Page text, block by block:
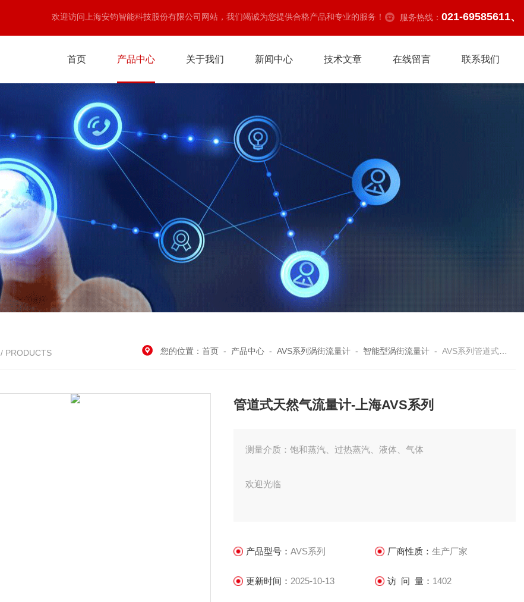
欢迎访问上海安钧智能科技股份有限公司网站，我们竭诚为您提供合格产品和专业的服务！ 服务热线： 021-69585611、
首页 产品中心 关于我们 新闻中心 技术文章 在线留言 联系我们
/ PRODUCTS 您的位置：首页 - 产品中心 -AVS系列涡街流量计 - 智能型涡街流量计 -AVS系列管道式天然气流量计-上海AVS系列
管道式天然气流量计-上海AVS系列
测量介质：饱和蒸汽、过热蒸汽、液体、气体
欢迎光临
产品型号：AVS系列 厂商性质： 生产厂家
更新时间： 2025-10-13 访 问 量： 1402